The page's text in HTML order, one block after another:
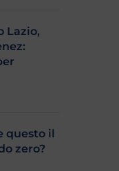
Lazio,
questo il
zero?